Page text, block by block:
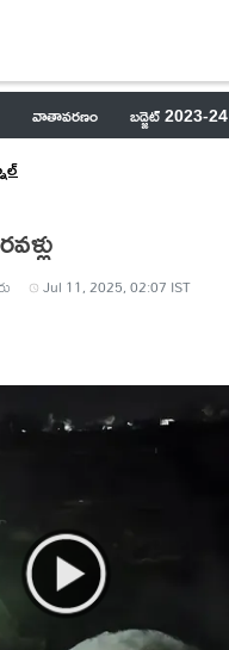
వాతావరణం బడ్జెట్ 2023-24
Jul 11, 2025, 02:07 IST